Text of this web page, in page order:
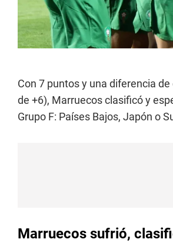
Con 7 puntos y una diferencia
de +6), Marruecos clasificó y
Grupo F: Países Bajos, Japón o
Marruecos sufrió,